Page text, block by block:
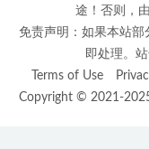
途！否则，
免责声明：如果本站
即处理。
Terms of Use
Copyright © 2021-